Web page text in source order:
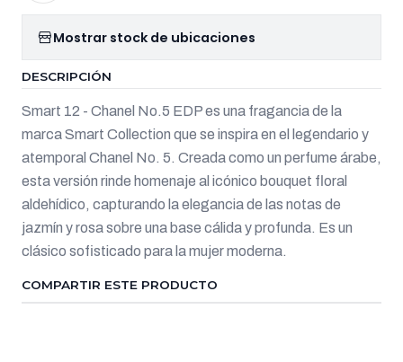
Mostrar stock de ubicaciones
DESCRIPCIÓN
Smart 12 - Chanel No.5 EDP es una fragancia de la
marca Smart Collection que se inspira en el legendario y
atemporal Chanel No. 5. Creada como un perfume árabe,
esta versión rinde homenaje al icónico bouquet floral
aldehídico, capturando la elegancia de las notas de
jazmín y rosa sobre una base cálida y profunda. Es un
clásico sofisticado para la mujer moderna.
COMPARTIR ESTE PRODUCTO